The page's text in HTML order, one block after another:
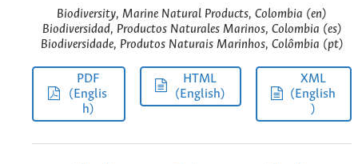
Biodiversity, Marine Natural Products, Colombia (en)
Biodiversidad, Productos Naturales Marinos, Colombia (es)
Biodiversidade, Produtos Naturais Marinhos, Colômbia (pt)
PDF
(Englis
h)
HTML
(English)
XML
(English
)